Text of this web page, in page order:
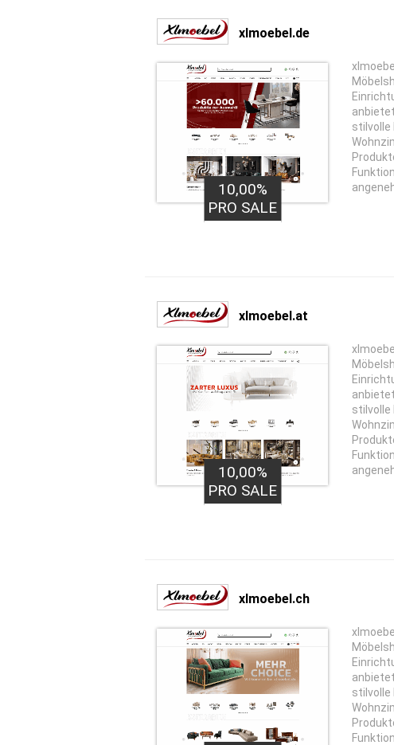
xlmoebel.de
10,00%
PRO SALE
stilvolle
xlmoebel.at
10,00%
PRO SALE
stilvolle
xlmoebel.ch
stilvolle